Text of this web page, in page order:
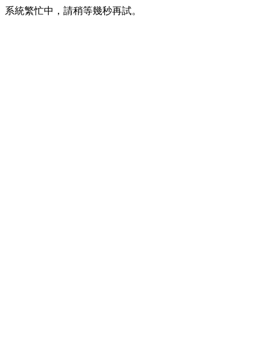
系統繁忙中，請稍等幾秒再試。